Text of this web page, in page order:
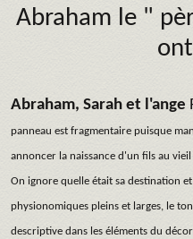
Abraham le "
Abraham, Sarah et l'ange
panneau est fragmentaire puisque
annoncer la naissance d'un fils au
On ignore quelle était sa destination
physionomiques pleins et larges, le
descriptive dans les éléments du